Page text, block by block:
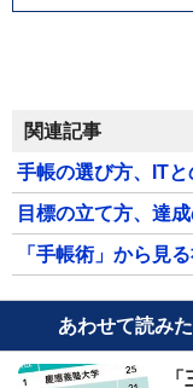
関連記事
手帳の選び方、IT
目標の立て方、達
「手帳術」から見
あわせて読み